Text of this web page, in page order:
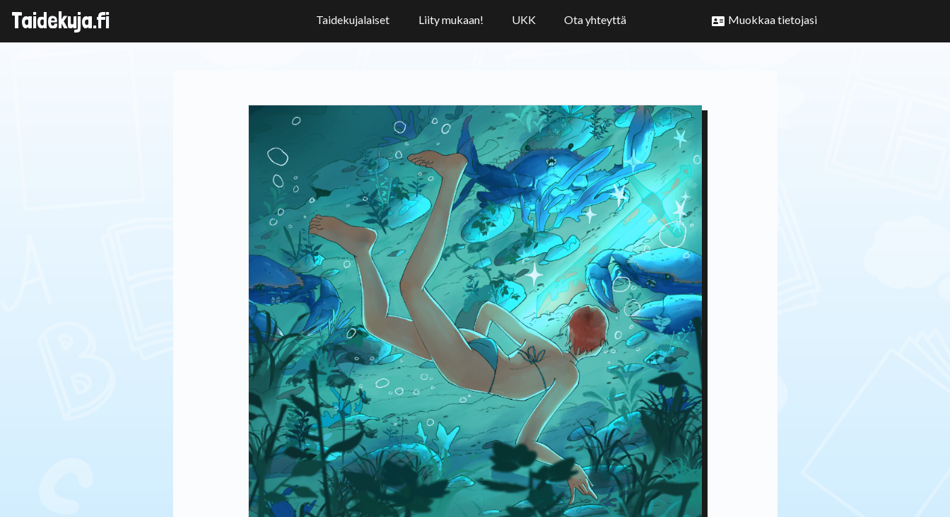
content
Taidekuja.fi Taidekujalaiset Liity mukaan! UKK Ota yhteyttä Muokkaa tietojasi